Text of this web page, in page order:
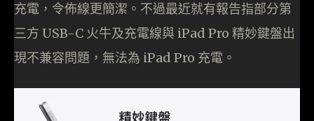
充電，令佈線更簡潔。不過最近就有報告指部分第
三方 USB-C 火牛及充電線與 iPad Pro 精妙鍵盤出
現不兼容問題，無法為 iPad Pro 充電。